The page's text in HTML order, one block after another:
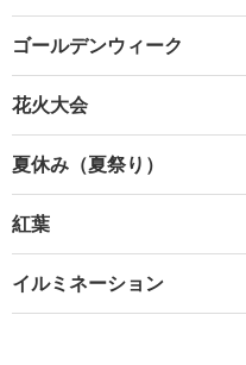
ゴールデンウィーク
花火大会
夏休み（夏祭り）
紅葉
イルミネーション